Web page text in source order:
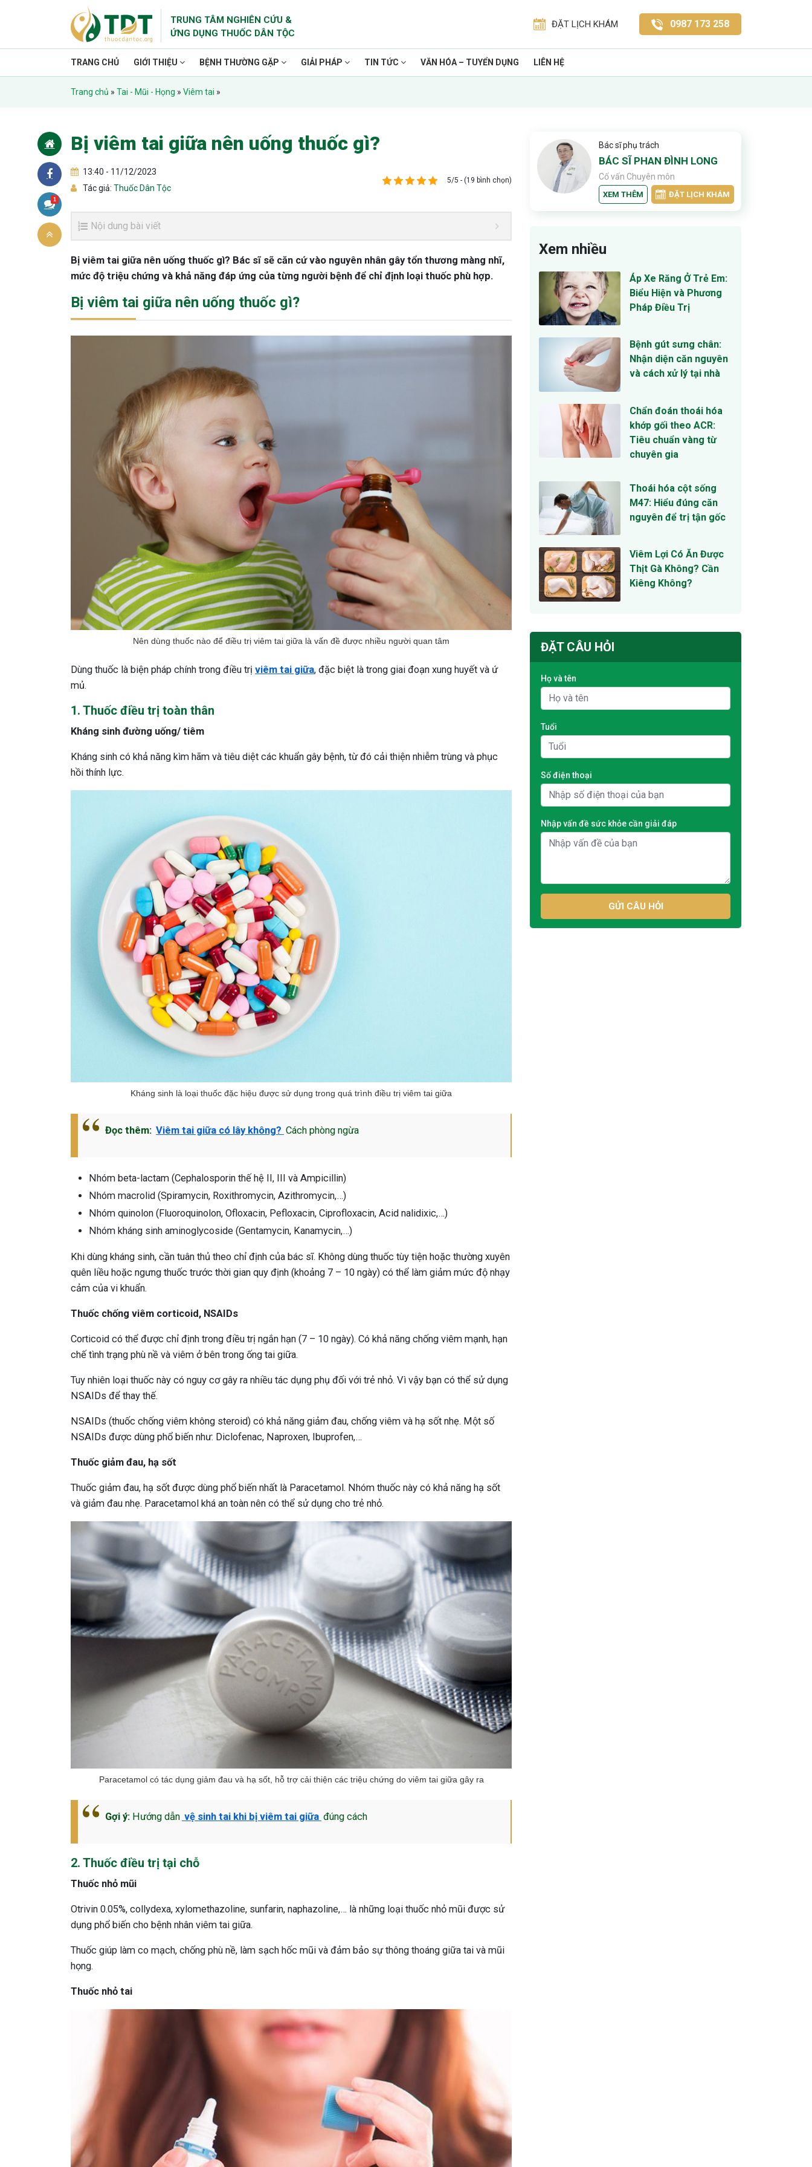
TRUNG TÂM NGHIÊN CỨU &
ỨNG DỤNG THUỐC DÂN TỘC
ĐẶT LỊCH KHÁM 0987 173 258
TRANG CHỦ GIỚI THIỆU BỆNH THƯỜNG GẶP GIẢI PHÁP TIN TỨC VĂN HÓA – TUYỂN DỤNG LIÊN HỆ
Trang chủ » Tai - Mũi - Họng » Viêm tai »
Bị viêm tai giữa nên uống thuốc gì?
13:40 - 11/12/2023
Tác giả: Thuốc Dân Tộc
5/5 - (19 bình chọn)
1
Nội dung bài viết
Bị viêm tai giữa nên uống thuốc gì? Bác sĩ sẽ căn cứ vào nguyên nhân gây tổn thương màng nhĩ,
mức độ triệu chứng và khả năng đáp ứng của từng người bệnh để chỉ định loại thuốc phù hợp.
Bị viêm tai giữa nên uống thuốc gì?
Nên dùng thuốc nào để điều trị viêm tai giữa là vấn đề được nhiều người quan tâm
Dùng thuốc là biện pháp chính trong điều trị viêm tai giữa, đặc biệt là trong giai đoạn xung huyết và ứ
mủ.
1. Thuốc điều trị toàn thân
Kháng sinh đường uống/ tiêm
Kháng sinh có khả năng kìm hãm và tiêu diệt các khuẩn gây bệnh, từ đó cải thiện nhiễm trùng và phục
hồi thính lực.
Kháng sinh là loại thuốc đặc hiệu được sử dụng trong quá trình điều trị viêm tai giữa
Đọc thêm: Viêm tai giữa có lây không? Cách phòng ngừa
Nhóm beta-lactam (Cephalosporin thế hệ II, III và Ampicillin)
Nhóm macrolid (Spiramycin, Roxithromycin, Azithromycin,…)
Nhóm quinolon (Fluoroquinolon, Ofloxacin, Pefloxacin, Ciprofloxacin, Acid nalidixic,…)
Nhóm kháng sinh aminoglycoside (Gentamycin, Kanamycin,…)
Khi dùng kháng sinh, cần tuân thủ theo chỉ định của bác sĩ. Không dùng thuốc tùy tiện hoặc thường xuyên
quên liều hoặc ngưng thuốc trước thời gian quy định (khoảng 7 – 10 ngày) có thể làm giảm mức độ nhạy
cảm của vi khuẩn.
Thuốc chống viêm corticoid, NSAIDs
Corticoid có thể được chỉ định trong điều trị ngắn hạn (7 – 10 ngày). Có khả năng chống viêm mạnh, hạn
chế tình trạng phù nề và viêm ở bên trong ống tai giữa.
Tuy nhiên loại thuốc này có nguy cơ gây ra nhiều tác dụng phụ đối với trẻ nhỏ. Vì vậy bạn có thể sử dụng
NSAIDs để thay thế.
NSAIDs (thuốc chống viêm không steroid) có khả năng giảm đau, chống viêm và hạ sốt nhẹ. Một số
NSAIDs được dùng phổ biến như: Diclofenac, Naproxen, Ibuprofen,…
Thuốc giảm đau, hạ sốt
Thuốc giảm đau, hạ sốt được dùng phổ biến nhất là Paracetamol. Nhóm thuốc này có khả năng hạ sốt
và giảm đau nhẹ. Paracetamol khá an toàn nên có thể sử dụng cho trẻ nhỏ.
Paracetamol có tác dụng giảm đau và hạ sốt, hỗ trợ cải thiện các triệu chứng do viêm tai giữa gây ra
Gợi ý: Hướng dẫn vệ sinh tai khi bị viêm tai giữa đúng cách
2. Thuốc điều trị tại chỗ
Thuốc nhỏ mũi
Otrivin 0.05%, collydexa, xylomethazoline, sunfarin, naphazoline,… là những loại thuốc nhỏ mũi được sử
dụng phổ biến cho bệnh nhân viêm tai giữa.
Thuốc giúp làm co mạch, chống phù nề, làm sạch hốc mũi và đảm bảo sự thông thoáng giữa tai và mũi
họng.
Thuốc nhỏ tai
Bác sĩ phụ trách
BÁC SĨ PHAN ĐÌNH LONG
Cố vấn Chuyên môn
XEM THÊM ĐẶT LỊCH KHÁM
Xem nhiều
Áp Xe Răng Ở Trẻ Em:
Biểu Hiện và Phương
Pháp Điều Trị
Bệnh gút sưng chân:
Nhận diện căn nguyên
và cách xử lý tại nhà
Chẩn đoán thoái hóa
khớp gối theo ACR:
Tiêu chuẩn vàng từ
chuyên gia
Thoái hóa cột sống
M47: Hiểu đúng căn
nguyên để trị tận gốc
Viêm Lợi Có Ăn Được
Thịt Gà Không? Cần
Kiêng Không?
ĐẶT CÂU HỎI
Họ và tên
Tuổi
Số điện thoại
Nhập vấn đề sức khỏe cần giải đáp
GỬI CÂU HỎI